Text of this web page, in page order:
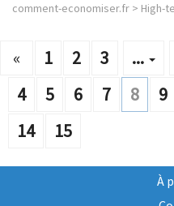
comment-economiser.fr > High-
« 1 2 3
...
4
5 6 7 8 9
14
15
À